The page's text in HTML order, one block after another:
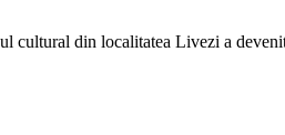
cultural din localitatea Livezi a